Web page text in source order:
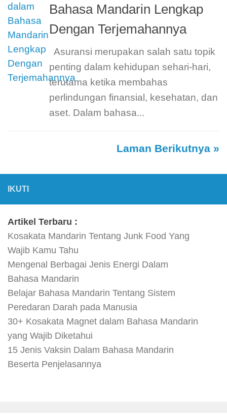
Bahasa Mandarin Lengkap
Dengan Terjemahannya
Asuransi merupakan salah satu topik
penting dalam kehidupan sehari-hari,
terutama ketika membahas
perlindungan finansial, kesehatan, dan
aset. Dalam bahasa...
Laman Berikutnya »
IKUTI
Artikel Terbaru :
Kosakata Mandarin Tentang Junk Food Yang
Wajib Kamu Tahu
Mengenal Berbagai Jenis Energi Dalam
Bahasa Mandarin
Belajar Bahasa Mandarin Tentang Sistem
Peredaran Darah pada Manusia
30+ Kosakata Magnet dalam Bahasa Mandarin
yang Wajib Diketahui
15 Jenis Vaksin Dalam Bahasa Mandarin
Beserta Penjelasannya